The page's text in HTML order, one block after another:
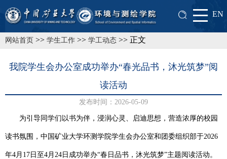
EN
网站首页 >> 学生工作 >> 学工动态 >> 正文
我院学生会办公室成功举办“春光品书，沐光筑梦”阅
读活动
发布时间：2026-05-09
为引导同学们以书为伴，浸润心灵、启迪思想，营造浓厚的校园
读书氛围，中国矿业大学环测学院学生会办公室和团委组织部于2026
年4月17日至4月24日 成功举办“春日品书，沐光筑梦”主题阅读活动。